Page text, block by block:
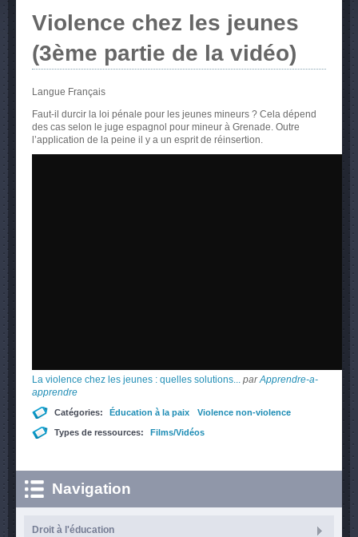
Violence chez les jeunes
(3ème partie de la vidéo)
Langue Français
Faut-il durcir la loi pénale pour les jeunes mineurs ? Cela dépend
des cas selon le juge espagnol pour mineur à Grenade. Outre
l’application de la peine il y a un esprit de réinsertion.
La violence chez les jeunes : quelles solutions... parApprendre-a-
apprendre
Catégories: Éducation à la paix Violence non-violence
Types de ressources: Films/Vidéos
Navigation
Droit à l'éducation